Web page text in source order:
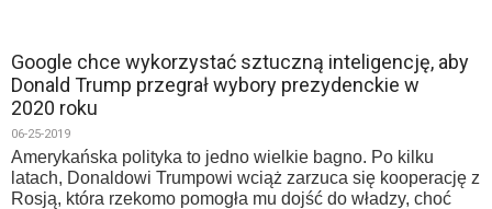
Google chce wykorzystać sztuczną inteligencję, aby
Donald Trump przegrał wybory prezydenckie w
2020 roku
06-25-2019
Amerykańska polityka to jedno wielkie bagno. Po kilku
latach, Donaldowi Trumpowi wciąż zarzuca się kooperację z
Rosją, która rzekomo pomogła mu dojść do władzy, choć